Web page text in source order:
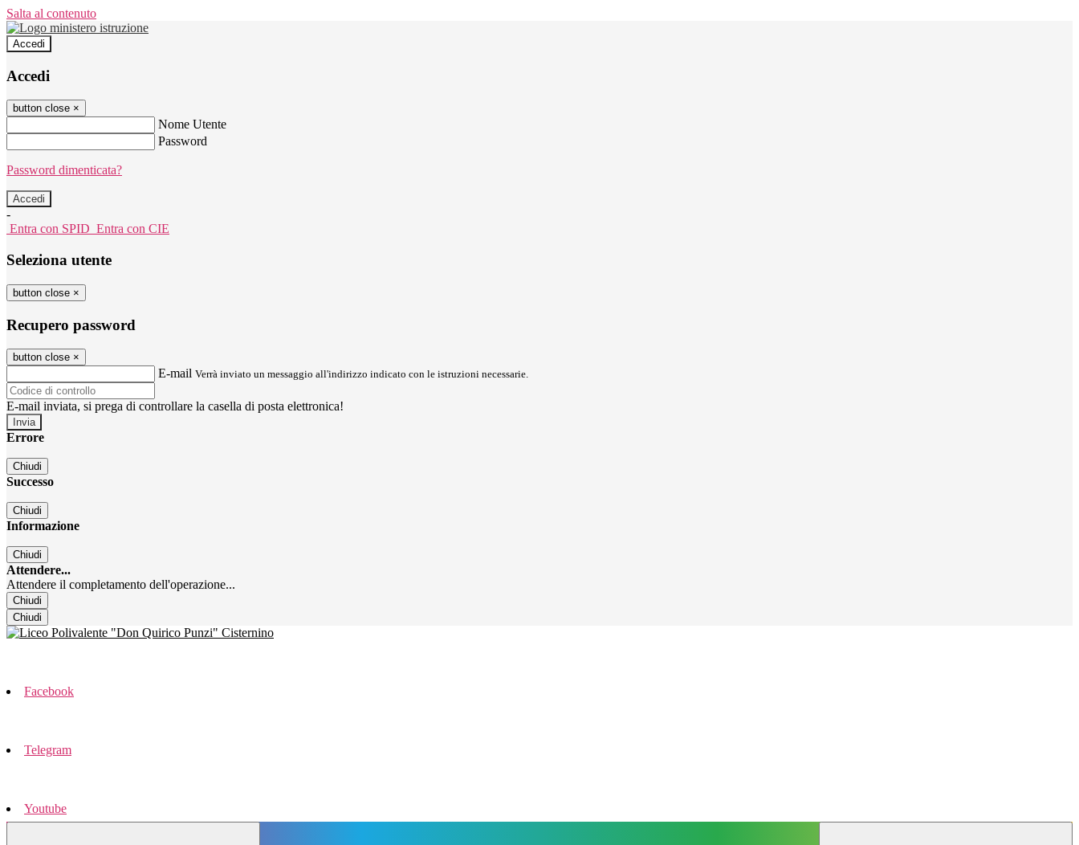
Salta al contenuto
Accedi
Accedi
button close ×
Nome Utente
Password
Password dimenticata?
-
Entra con SPID Entra con CIE
Seleziona utente
button close ×
Recupero password
button close ×
E-mail Verrà inviato un messaggio all'indirizzo indicato con le istruzioni necessarie.
E-mail inviata, si prega di controllare la casella di posta elettronica!
Errore
Chiudi
Successo
Chiudi
Informazione
Chiudi
Attendere...
Attendere il completamento dell'operazione...
Chiudi
Chiudi
Facebook
Telegram
Youtube